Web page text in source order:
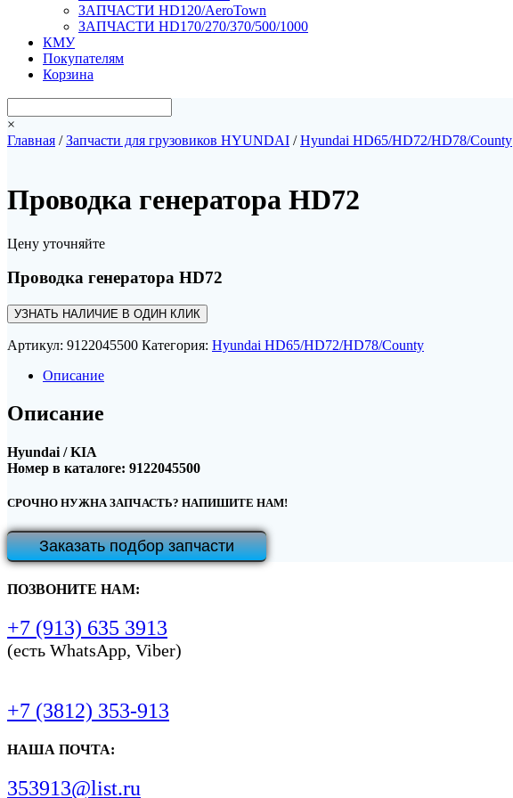
ЗАПЧАСТИ HD120/AeroTown
ЗАПЧАСТИ HD170/270/370/500/1000
КМУ
Покупателям
Корзина
×
Главная /Запчасти для грузовиков HYUNDAI /Hyundai HD65/HD72/HD78/County
Проводка генератора HD72
Цену уточняйте
Проводка генератора HD72
УЗНАТЬ НАЛИЧИЕ В ОДИН КЛИК
Артикул: 9122045500 Категория: Hyundai HD65/HD72/HD78/County
Описание
Описание
Hyundai / KIA
Номер в каталоге: 9122045500
СРОЧНО НУЖНА ЗАПЧАСТЬ? НАПИШИТЕ НАМ!
Заказать подбор запчасти
ПОЗВОНИТЕ НАМ:
+7 (913) 635 3913
(есть WhatsApp, Viber)
+7 (3812) 353-913
НАША ПОЧТА:
353913@list.ru